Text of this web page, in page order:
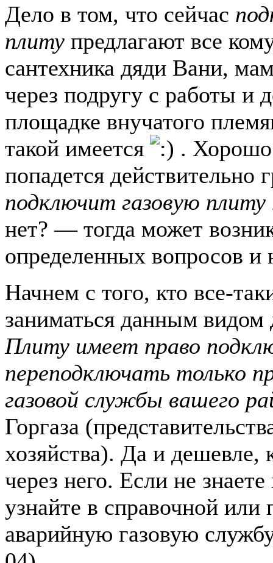
Дело в том, что сейчас
плиту предлагают все
сантехника дяди Вани,
через подругу с работы и
площадке внучатого
такой имеется
. Хорошо
попадется действительно
подключит газовую плиту
нет? — тогда может
определенных вопросов и
Начнем с того, кто все-
заниматься данным видом
Плиту имеет право
переподключать только
газовой службы вашего
Горгаза
хозяйства). Да и дешевле,
через него. Если не
узнайте в справочной или
аварийную газовую